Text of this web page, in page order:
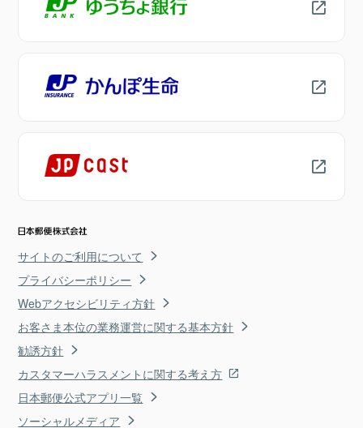
サイトのご利用について
プライバシーポリシー
Webアクセシビリティ方針
お客さま本位の業務運営に関する基本方針
勧誘方針
カスタマーハラスメントに関する考え方
日本郵便公式アプリ一覧
ソーシャルメディア